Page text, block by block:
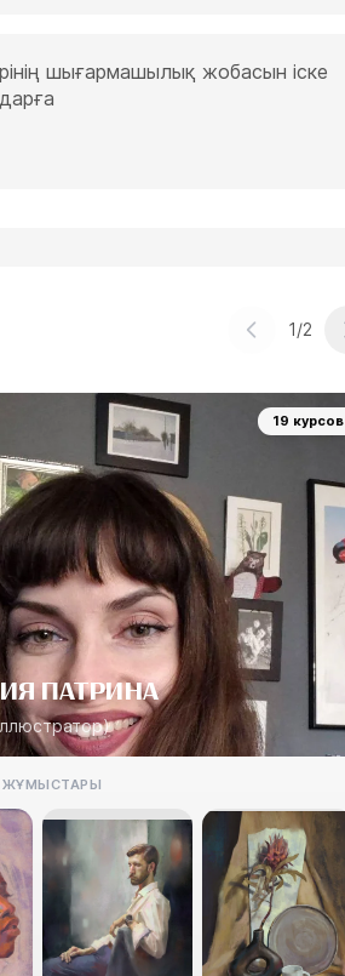
шығармашылық жобасын іске
1/2
19 курсов
ПАТРИНА